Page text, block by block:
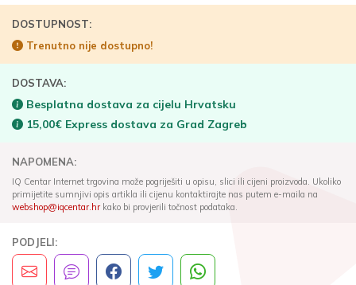
DOSTUPNOST:
Trenutno nije dostupno!
DOSTAVA:
Besplatna dostava za cijelu Hrvatsku
15,00€ Express dostava za Grad Zagreb
NAPOMENA:
IQ Centar Internet trgovina može pogriješiti u opisu, slici ili cijeni proizvoda. Ukoliko
primijetite sumnjivi opis artikla ili cijenu kontaktirajte nas putem e-maila na
webshop@iqcentar.hrkako bi provjerili točnost podataka.
PODJELI: